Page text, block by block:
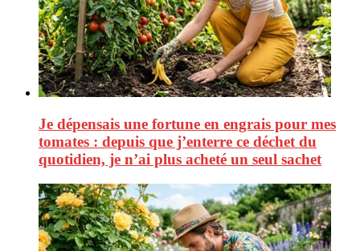
Je dépensais une fortune en engrais pour mes
tomates : depuis que j’enterre ce déchet du
quotidien, je n’ai plus acheté un seul sachet